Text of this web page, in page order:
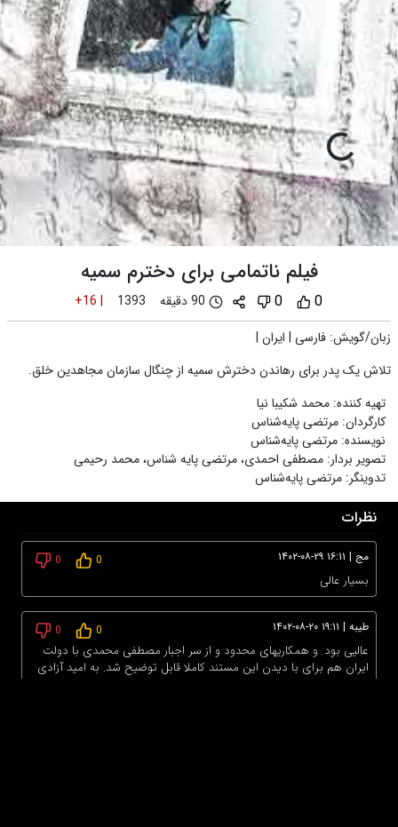
فیلم ناتمامی برای دخترم سمیه
0
0 90 دقیقه 1393
+16 |
زبان/گویش: فارسی | ایران |
تلاش یک پدر برای رهاندن دخترش سمیه از چنگال سازمان مجاهدین خلق.
تهیه کننده: محمد شکیبا نیا
کارگردان: مرتضی پایه‌شناس
نویسنده: مرتضی پایه‌شناس
تصویر بردار: مصطفی احمدی، مرتضی پایه شناس، محمد رحیمی
تدوینگر: مرتضی پایه‌شناس
نظرات
مج | ۱۴۰۲-۰۸-۲۹ ۱۶:۱۱ 0
0
بسیار عالی
طیبه | ۱۴۰۲-۰۸-۲۰ ۱۹:۱۱ 0
0
عالیی بود. و همکاریهای محدود و از سر اجبار مصطفی محمدی با دولت
ایران هم برای با دیدن این مستند کاملا قابل توضیح شد. به امید آزادی